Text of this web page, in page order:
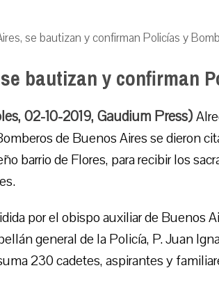
se bautizan y confirman Policías y
bautizan y confirman
02-10-2019, Gaudium Press)
de Buenos Aires se dieron
barrio de Flores, para recibir los
por el obispo auxiliar de Buenos
general de la Policía, P. Juan
230 cadetes, aspirantes y